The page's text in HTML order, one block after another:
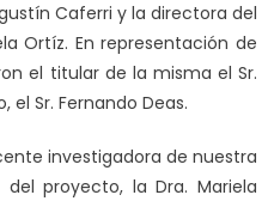
Caferri y la directora del
Ortíz. En representación de
el titular de la misma el Sr.
el Sr. Fernando Deas.
investigadora de nuestra
proyecto, la Dra. Mariela